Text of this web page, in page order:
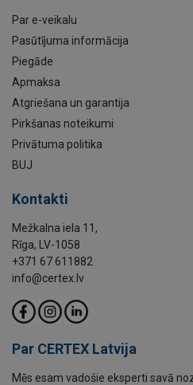
Par e-veikalu
Pasūtījuma informācija
Piegāde
Apmaksa
Atgriešana un garantija
Pirkšanas noteikumi
Privātuma politika
BUJ
Kontakti
Mežkalna iela 11,
Rīga, LV-1058
+371 67 611882
info@certex.lv
Par CERTEX Latvija
Mēs esam vadošie eksperti savā